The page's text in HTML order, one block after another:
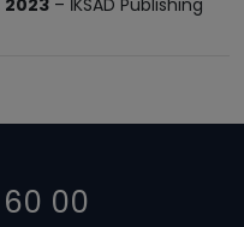
2023 – İKSAD Publishing
00